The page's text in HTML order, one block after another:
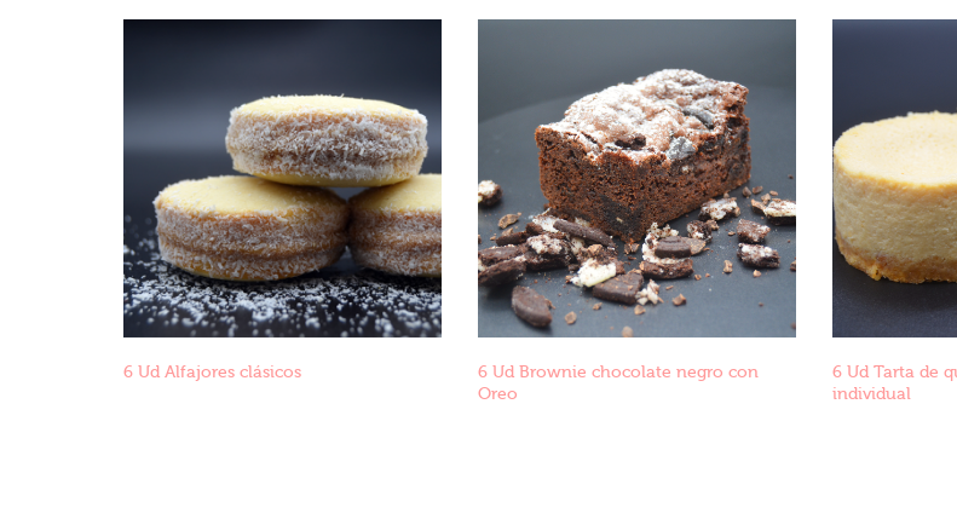
6 Ud Alfajores clásicos
6 Ud Brownie chocolate negro con
Oreo
6 Ud Tarta de
individual